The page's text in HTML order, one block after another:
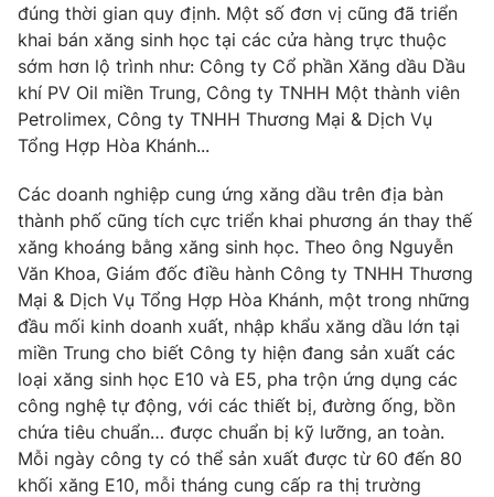
VTV Money VTV Thể thao
VTV Sức khoẻ Bất động sản
VTV4 Vươn mình bằng AI
VTV9 VTV8
Liên hệ tòa soạn English
THỜI BÁO VTV
đúng thời gian quy định. Một số đơn vị cũng đã triển
khai bán xăng sinh học tại các cửa hàng trực thuộc
sớm hơn lộ trình như: Công ty Cổ phần Xăng dầu Dầu
khí PV Oil miền Trung, Công ty TNHH Một thành viên
Petrolimex, Công ty TNHH Thương Mại & Dịch Vụ
Tổng Hợp Hòa Khánh...
Các doanh nghiệp cung ứng xăng dầu trên địa bàn
thành phố cũng tích cực triển khai phương án thay thế
xăng khoáng bằng xăng sinh học. Theo ông Nguyễn
Văn Khoa, Giám đốc điều hành Công ty TNHH Thương
Mại & Dịch Vụ Tổng Hợp Hòa Khánh, một trong những
đầu mối kinh doanh xuất, nhập khẩu xăng dầu lớn tại
miền Trung cho biết Công ty hiện đang sản xuất các
loại xăng sinh học E10 và E5, pha trộn ứng dụng các
công nghệ tự động, với các thiết bị, đường ống, bồn
chứa tiêu chuẩn… được chuẩn bị kỹ lưỡng, an toàn.
Mỗi ngày công ty có thể sản xuất được từ 60 đến 80
khối xăng E10, mỗi tháng cung cấp ra thị trường